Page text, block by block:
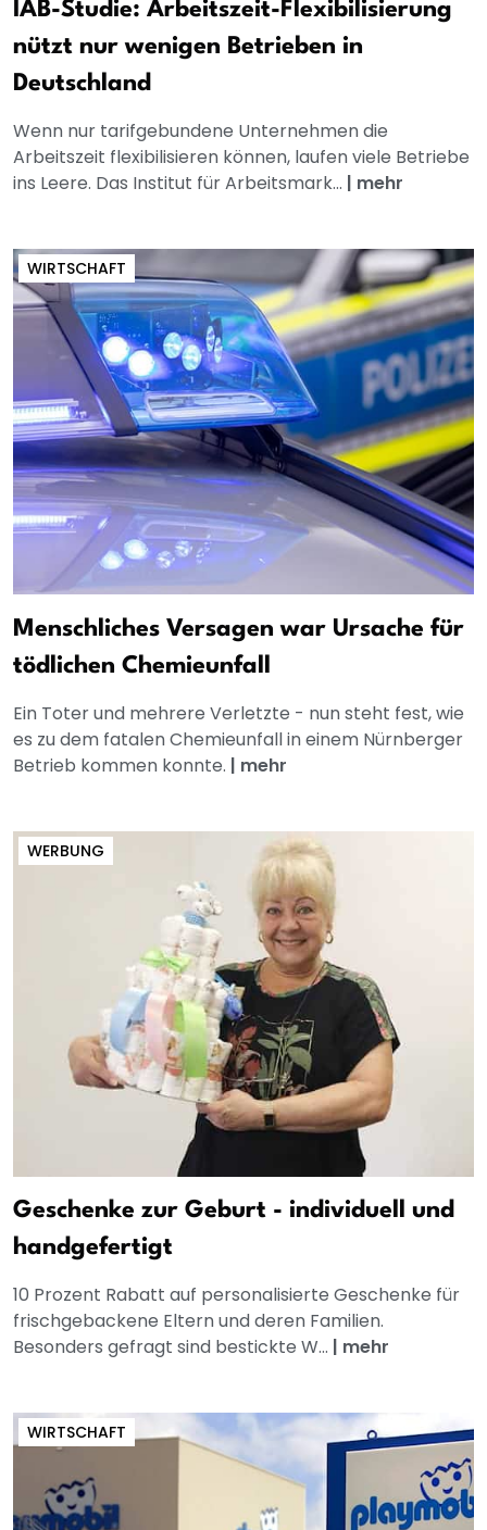
IAB-Studie: Arbeitszeit-Flexibilisierung
nützt nur wenigen Betrieben in
Deutschland
Wenn nur tarifgebundene Unternehmen die
Arbeitszeit flexibilisieren können, laufen viele Betriebe
ins Leere. Das Institut für Arbeitsmark... | mehr
WIRTSCHAFT
Menschliches Versagen war Ursache für
tödlichen Chemieunfall
Ein Toter und mehrere Verletzte - nun steht fest, wie
es zu dem fatalen Chemieunfall in einem Nürnberger
Betrieb kommen konnte. | mehr
WERBUNG
Geschenke zur Geburt - individuell und
handgefertigt
10 Prozent Rabatt auf personalisierte Geschenke für
frischgebackene Eltern und deren Familien.
Besonders gefragt sind bestickte W... | mehr
WIRTSCHAFT